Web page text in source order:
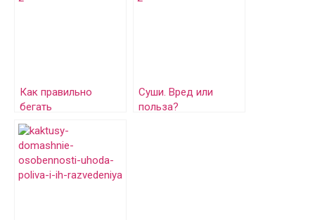
Как правильно
бегать
Суши. Вред или
польза?